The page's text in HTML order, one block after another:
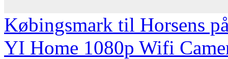
Købingsmark til Horsens
YI Home 1080p Wifi